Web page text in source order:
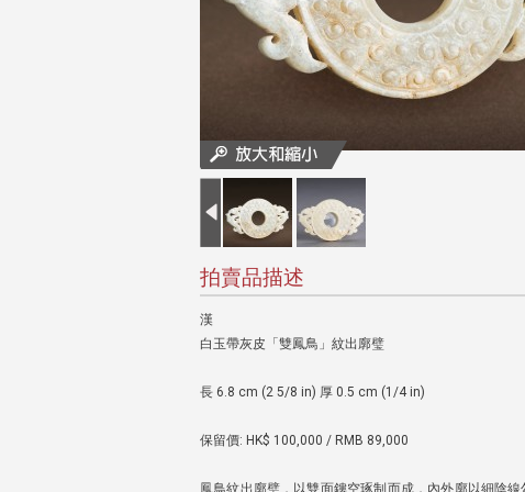
拍賣品描述
漢
白玉帶灰皮「雙鳳鳥」紋出廓璧
長 6.8 cm (2 5/8 in) 厚 0.5 cm (1/4 in)
保留價: HK$ 100,000 / RMB 89,000
鳳鳥紋出廓璧，以雙面鏤空琢制而成，內外廓以細陰